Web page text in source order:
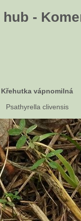
-
Křehutka vápnomilná
Psathyrella clivensis